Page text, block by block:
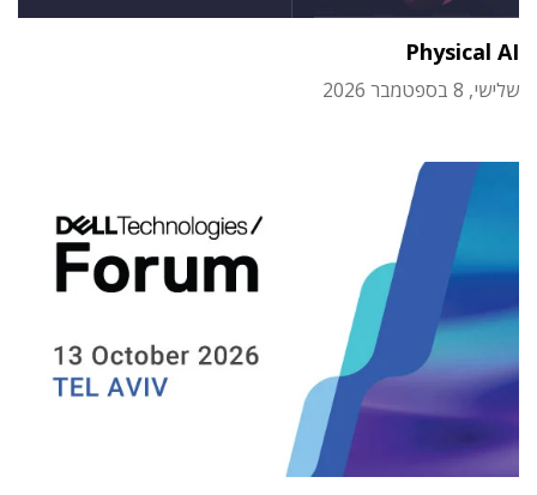
Physical AI
שלישי, 8 בספטמבר 2026